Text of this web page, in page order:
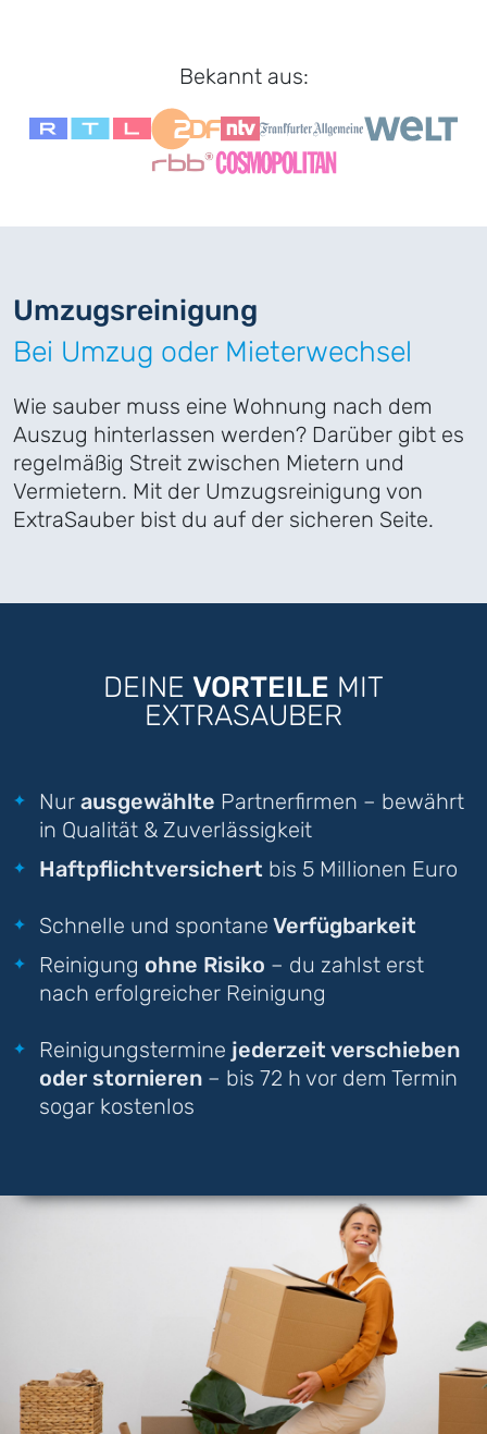
Bekannt aus:
Umzugs­reinigung
Bei Umzug oder Mieterwechsel
Wie sauber muss eine Wohnung nach dem
Auszug hinterlassen werden? Darüber gibt es
regelmäßig Streit zwischen Mietern und
Vermietern. Mit der Umzugsreinigung von
ExtraSauber bist du auf der sicheren Seite.
DEINE VORTEILE MIT
EXTRASAUBER
Nur ausgewählte Partnerfirmen – bewährt
in Qualität & Zuverlässigkeit
Haftpflichtversichert bis 5 Millionen Euro
Schnelle und spontane Verfügbarkeit
Reinigung ohne Risiko – du zahlst erst
nach erfolgreicher Reinigung
Reinigungstermine jederzeit verschieben
oder stornieren – bis 72 h vor dem Termin
sogar kostenlos